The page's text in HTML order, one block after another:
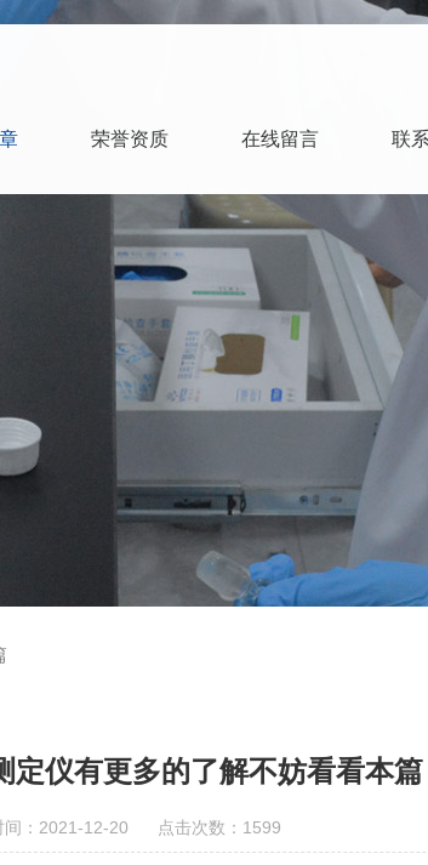
荣誉资质 在线留言 联
定仪有更多的了解不妨看看本篇
间：2021-12-20 点击次数：1599